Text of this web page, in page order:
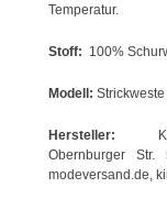
Temperatur.
Stoff: 100%
Modell:
Hersteller:
Obernburger Str.
modeversand.de,